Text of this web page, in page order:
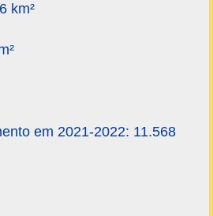
km²
em 2021-2022: 11.568